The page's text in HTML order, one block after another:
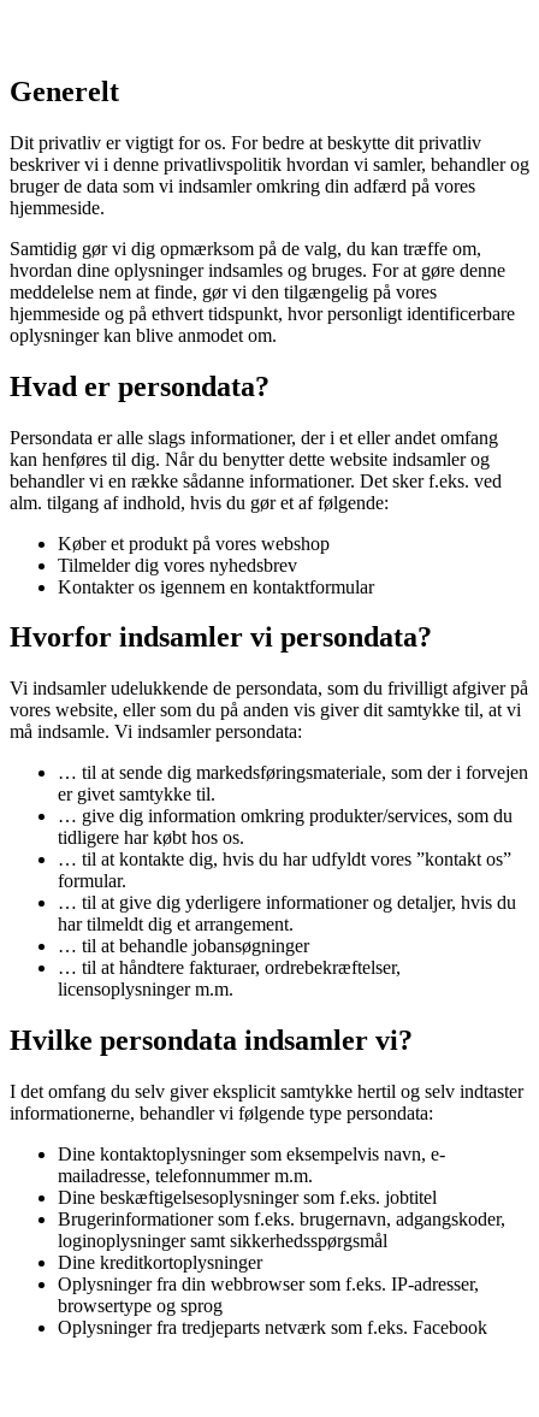
Generelt
Dit privatliv er vigtigt for os. For bedre at beskytte dit privatliv
beskriver vi i denne privatlivspolitik hvordan vi samler, behandler og
bruger de data som vi indsamler omkring din adfærd på vores
hjemmeside.
Samtidig gør vi dig opmærksom på de valg, du kan træffe om,
hvordan dine oplysninger indsamles og bruges. For at gøre denne
meddelelse nem at finde, gør vi den tilgængelig på vores
hjemmeside og på ethvert tidspunkt, hvor personligt identificerbare
oplysninger kan blive anmodet om.
Hvad er persondata?
Persondata er alle slags informationer, der i et eller andet omfang
kan henføres til dig. Når du benytter dette website indsamler og
behandler vi en række sådanne informationer. Det sker f.eks. ved
alm. tilgang af indhold, hvis du gør et af følgende:
Køber et produkt på vores webshop
Tilmelder dig vores nyhedsbrev
Kontakter os igennem en kontaktformular
Hvorfor indsamler vi persondata?
Vi indsamler udelukkende de persondata, som du frivilligt afgiver på
vores website, eller som du på anden vis giver dit samtykke til, at vi
må indsamle. Vi indsamler persondata:
… til at sende dig markedsføringsmateriale, som der i forvejen
er givet samtykke til.
… give dig information omkring produkter/services, som du
tidligere har købt hos os.
… til at kontakte dig, hvis du har udfyldt vores ”kontakt os”
formular.
… til at give dig yderligere informationer og detaljer, hvis du
har tilmeldt dig et arrangement.
… til at behandle jobansøgninger
… til at håndtere fakturaer, ordrebekræftelser,
licensoplysninger m.m.
Hvilke persondata indsamler vi?
I det omfang du selv giver eksplicit samtykke hertil og selv indtaster
informationerne, behandler vi følgende type persondata:
Dine kontaktoplysninger som eksempelvis navn, e-
mailadresse, telefonnummer m.m.
Dine beskæftigelsesoplysninger som f.eks. jobtitel
Brugerinformationer som f.eks. brugernavn, adgangskoder,
loginoplysninger samt sikkerhedsspørgsmål
Dine kreditkortoplysninger
Oplysninger fra din webbrowser som f.eks. IP-adresser,
browsertype og sprog
Oplysninger fra tredjeparts netværk som f.eks. Facebook